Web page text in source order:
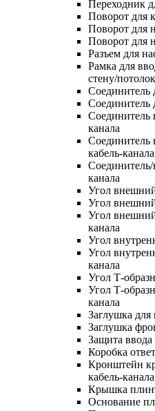
Переходник
Поворот для
Поворот для
Поворот для
Разъем для
Рамка для
стену/
Соединитель
Соединитель
Соединитель
канала
Соединитель
кабель-канала
Соединитель/
канала
Угол
Угол внешний
Угол
канала
Угол
Угол
канала
Угол Т-
Угол Т-
канала
Заглушка для
Заглушка
Защита ввода
Коробка
Кронштейн
кабель-канала
Крышка
Основание